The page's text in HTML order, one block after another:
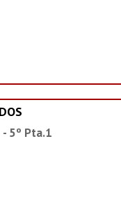
5º Pta.1